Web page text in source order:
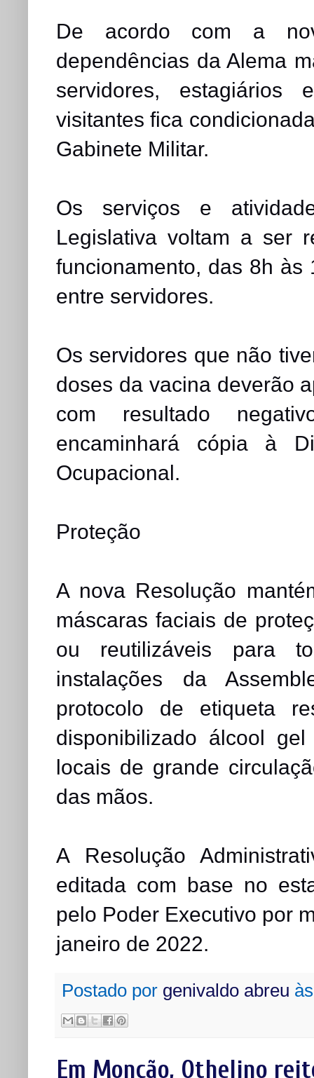
De acordo com a
dependências da Alema
servidores,
visitantes fica
Gabinete Militar.
Os serviços e
Legislativa voltam a ser
funcionamento, das 8h às
entre servidores.
Os servidores que não
doses da vacina deverão
com resultado
encaminhará cópia à
Ocupacional.
Proteção
A nova Resolução
máscaras faciais de
ou reutilizáveis para
instalações da
protocolo de etiqueta
disponibilizado álcool
locais de grande
das mãos.
A Resolução
editada com base no
pelo Poder Executivo por
janeiro de 2022.
Postado por genivaldo abreu
Em Monção, Othelino